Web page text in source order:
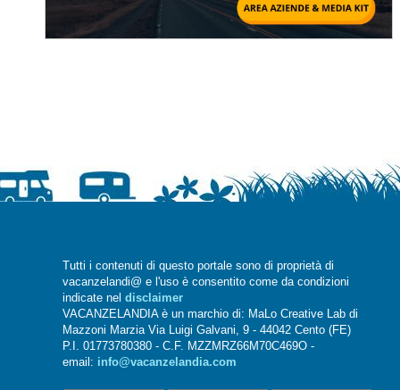
Tutti i contenuti di questo portale sono di proprietà di
vacanzelandi@ e l'uso è consentito come da condizioni
indicate nel disclaimer
VACANZELANDIA è un marchio di: MaLo Creative Lab di
Mazzoni Marzia Via Luigi Galvani, 9 - 44042 Cento (FE)
P.I. 01773780380 - C.F. MZZMRZ66M70C469O -
email: info@vacanzelandia.com